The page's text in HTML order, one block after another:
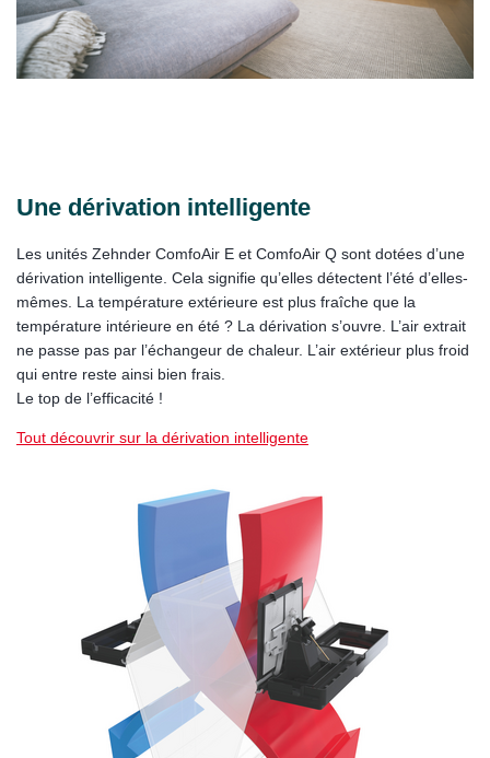
Une dérivation intelligente
Les unités Zehnder ComfoAir E et ComfoAir Q sont dotées d’une
dérivation intelligente. Cela signifie qu’elles détectent l’été d’elles-
mêmes. La température extérieure est plus fraîche que la
température intérieure en été ? La dérivation s’ouvre. L’air extrait
ne passe pas par l’échangeur de chaleur. L’air extérieur plus froid
qui entre reste ainsi bien frais.
Le top de l’efficacité !
Tout découvrir sur la dérivation intelligente